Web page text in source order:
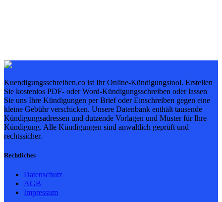
Kuendigungsschreiben.co ist Ihr Online-Kündigungstool. Erstellen
Sie kostenlos PDF- oder Word-Kündigungsschreiben oder lassen
Sie uns Ihre Kündigungen per Brief oder Einschreiben gegen eine
kleine Gebühr verschicken. Unsere Datenbank enthält tausende
Kündigungsadressen und dutzende Vorlagen und Muster für Ihre
Kündigung. Alle Kündigungen sind anwaltlich geprüft und
rechtssicher.
Rechtliches
Datenschutz
AGB
Impressum